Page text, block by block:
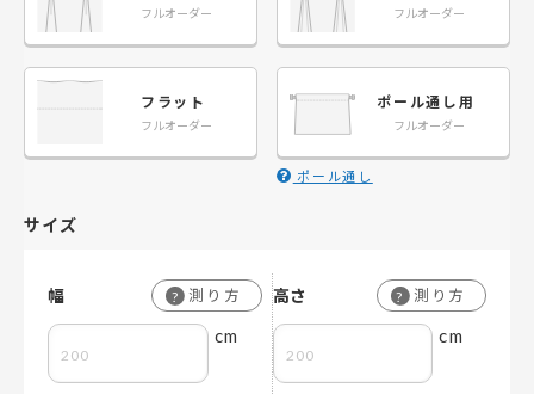
フルオーダー フルオーダー
フラット
フルオーダー
ポール通し用
フルオーダー
ポール通し
サイズ
幅 ? 測り方
cm
高さ ? 測り方
cm